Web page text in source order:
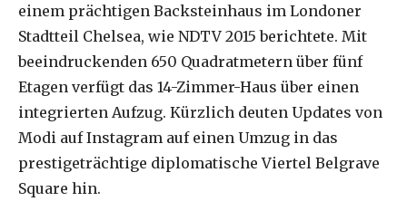
einem prächtigen Backsteinhaus im Londoner
Stadtteil Chelsea, wie NDTV 2015 berichtete. Mit
beeindruckenden 650 Quadratmetern über fünf
Etagen verfügt das 14-Zimmer-Haus über einen
integrierten Aufzug. Kürzlich deuten Updates von
Modi auf Instagram auf einen Umzug in das
prestigeträchtige diplomatische Viertel Belgrave
Square hin.